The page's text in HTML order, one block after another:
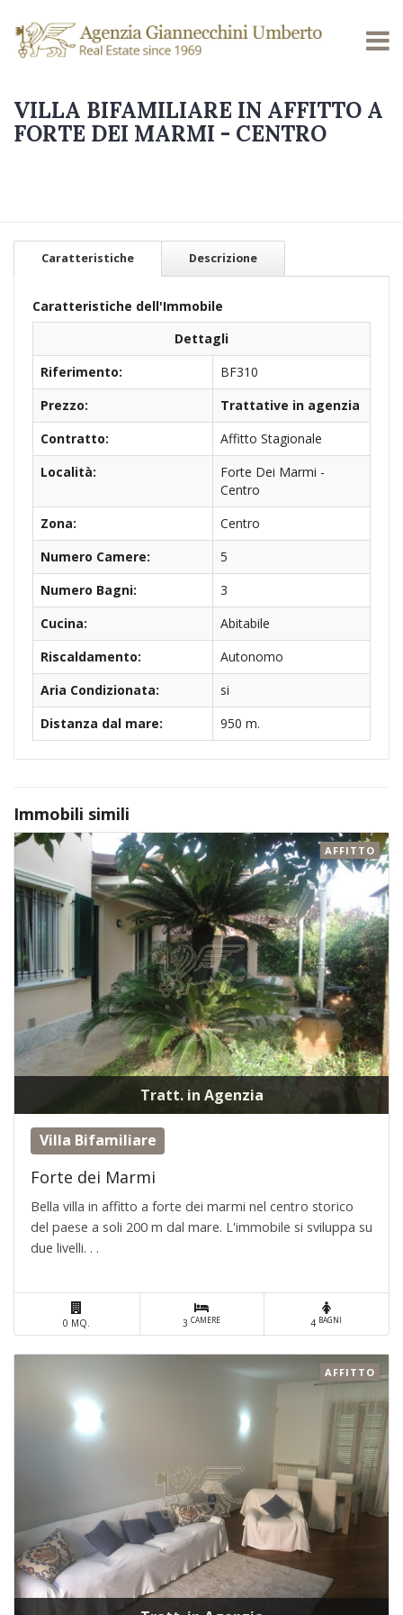
VILLA BIFAMILIARE IN AFFITTO A
FORTE DEI MARMI - CENTRO
Caratteristiche Descrizione
Caratteristiche dell'Immobile
Dettagli
Riferimento:
BF310
Prezzo:
Trattative in agenzia
Contratto:
Affitto Stagionale
Località:
Forte Dei Marmi -
Centro
Zona:
Centro
Numero Camere:
5
Numero Bagni:
3
Cucina:
Abitabile
Riscaldamento:
Autonomo
Aria Condizionata:
si
Distanza dal mare:
950 m.
Immobili simili
Tratt. in Agenzia
AFFITTO
Villa Bifamiliare
Forte dei Marmi
Bella villa in affitto a forte dei marmi nel centro storico
del paese a soli 200 m dal mare. L'immobile si sviluppa su
due livelli. . .
0 MQ. 3CAMERE 4 BAGNI
AFFITTO